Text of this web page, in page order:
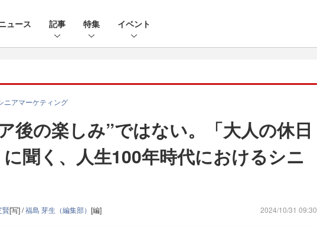
ュース 記事 特集 イベント
ニアマーケティング
後の楽しみ”ではない。「大人の休日
聞く、人生100年時代におけるシニ
賢[写] /福島 芽生（編集部） [編] 2024/10/31 09:30